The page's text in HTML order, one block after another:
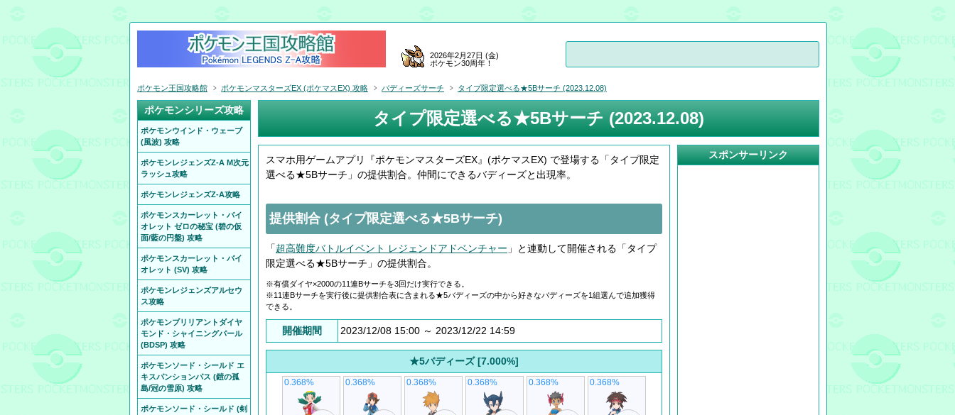
タイプ限定選べる★5Bサーチ (2023.12.08)
スマホ用ゲームアプリ『ポケモンマスターズEX』(ポケマスEX) で登場する「タイプ限定
選べる★5Bサーチ」の提供割合。仲間にできるバディーズと出現率。
提供割合 (タイプ限定選べる★5Bサーチ)
「超高難度バトルイベント レジェンドアドベンチャー 」と連動して開催される「タイプ
限定選べる★5Bサーチ」の提供割合。
※有償ダイヤ×2000の11連Bサーチを3回だけ実行できる。
※11連Bサーチを実行後に提供割合表に含まれる★5バディーズの中から好きなバディーズを1組選んで追加獲得
できる。
開催期間 2023/12/08 15:00 ～ 2023/12/22 14:59
★5バディーズ [7.000%]
0.368% 0.368% 0.368% 0.368% 0.368% 0.368%
スポンサーリンク
2026年2月27日 (金)
ポケモン30周年！
ポケモン王国攻略館 ポケモンマスターズEX (ポケマスEX) 攻略 バディーズサーチ タイプ限定選べる★5Bサーチ (2023.12.08)
ポケモンシリーズ攻略
ポケモンウインド・ウェーブ
(風波) 攻略
ポケモンレジェンズZ-A M次元
ラッシュ攻略
ポケモンレジェンズZ-A攻略
ポケモンスカーレット・バイ
オレット ゼロの秘宝 (碧の仮
面/藍の円盤) 攻略
ポケモンスカーレット・バイ
オレット (SV) 攻略
ポケモンレジェンズアルセウ
ス攻略
ポケモンブリリアントダイヤ
モンド・シャイニングパール
(BDSP) 攻略
ポケモンソード・シールド エ
キスパンションパス (鎧の孤
島/冠の雪原) 攻略
ポケモンソード・シールド (剣